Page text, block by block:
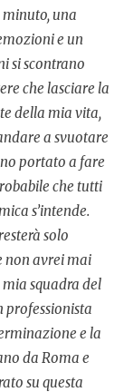
minuto, una
e un
si scontrano
che lasciare la
della mia vita,
a svuotare
portato a fare
che tutti
s’intende.
solo
non avrei mai
squadra del
professionista
e la
da Roma e
su questa